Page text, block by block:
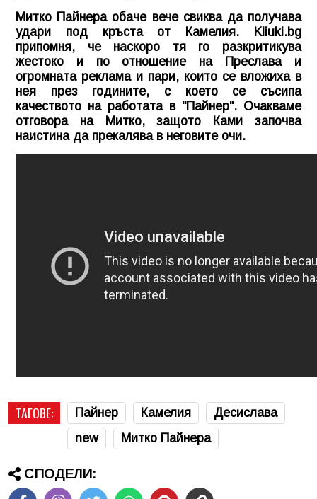
Митко Пайнера обаче вече свиква да получава
удари под кръста от Камелия.
Kliuki.bg
припомня, че наскоро тя го разкритикува
жестоко и по отношение на Преслава и
огромната реклама и пари, които се вложиха в
нея през годините, с което се съсипа
качеството на работата в "Пайнер". Очакваме
отговора на Митко, защото Ками започва
наистина да прекалява в неговите очи.
ТАГОВЕ: Пайнер Камелия
Десислава
new
Митко Пайнера
СПОДЕЛИ: